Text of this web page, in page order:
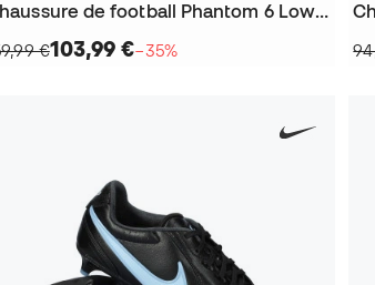
Chaussure de football Phantom 6 Low Pro FG
€103,99 €−35%